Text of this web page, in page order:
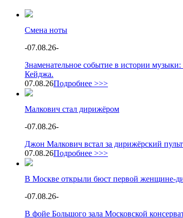
Смена ноты
-07.08.26-
Знаменательное событие в истории
Кейджа.
07.08.26Подробнее >>>
Малкович стал дирижёром
-07.08.26-
Джон Малкович встал за дирижёрский
07.08.26Подробнее >>>
В Москве открыли бюст первой женщине-
-07.08.26-
В фойе Большого зала Московской